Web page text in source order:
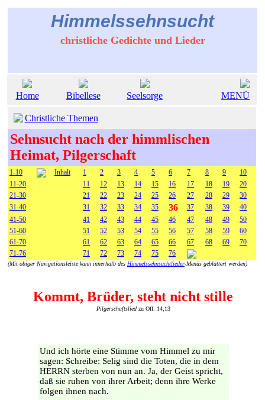
Himmelssehnsucht
christliche Gedichte und Lieder
Home Bibellese Seelsorge MENÜ
Christliche Themen
Sehnsucht nach der himmlischen
Heimat, Pilgerschaft
1-10 Inhalt 1 2 3 4 5 6 7 8 9
10
11-20
11 12 13 14 15 16 17 18 19
20
21-30
21 22 23 24 25 26 27 28 29
30
31-40
31 32 33 34 35 36 37 38 39
40
41-50
41 42 43 44 45 46 47 48 49
50
51-60
51 52 53 54 55 56 57 58 59
60
61-70
61 62 63 64 65 66 67 68 69
70
71-76
71 72 73 74 75 76
(Mit obiger Navigationsleiste kann innerhalb des Himmelssehnsuchtlieder-Menüs geblättert werden)
Kommt, Brüder, steht nicht stille
Pilgerschaftsliedzu Off. 14,13
Und ich hörte eine Stimme vom Himmel zu mir
sagen: Schreibe: Selig sind die Toten, die in dem
HERRN sterben von nun an. Ja, der Geist spricht,
daß sie ruhen von ihrer Arbeit; denn ihre Werke
folgen ihnen nach.